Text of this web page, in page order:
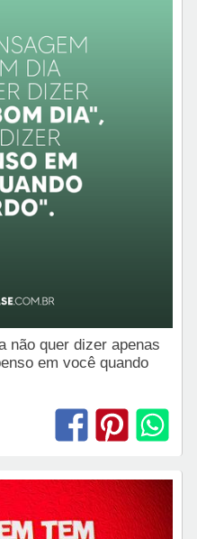
não quer dizer apenas
em você quando